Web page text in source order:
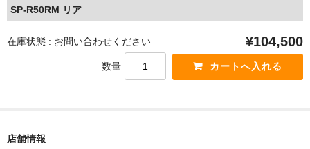
SP-R50RM リア
在庫状態 : お問い合わせください ¥104,500
数量
店舗情報